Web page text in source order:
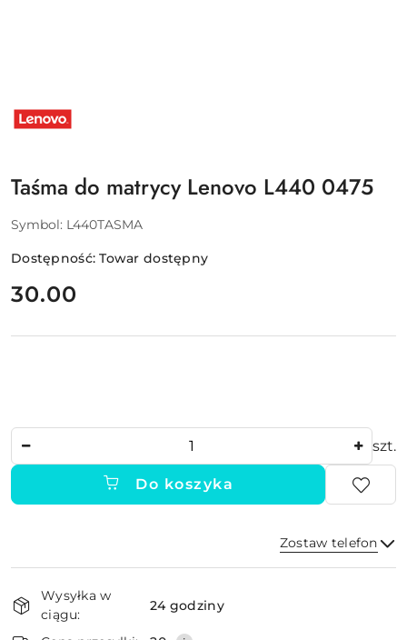
PRODUCENTA:
LENOVO
Taśma do matrycy Lenovo L440 0475
Symbol: L440TASMA
Dostępność:Towar dostępny
cena:
30.00
szt.
Do koszyka
Zostaw telefon
i
dostawa
Wysyłka w
ciągu:
24 godziny